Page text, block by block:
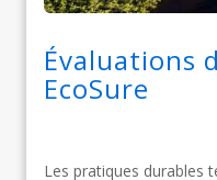
Évaluations
EcoSure
Les pratiques durables